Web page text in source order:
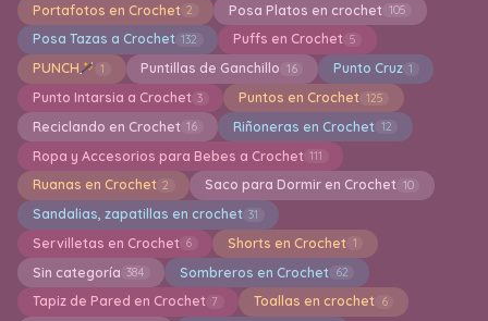
Portafotos en Crochet 2 Posa Platos en crochet 105
Posa Tazas a Crochet 132 Puffs en Crochet 5
PUNCH 1 Puntillas de Ganchillo 16 Punto Cruz 1
Punto Intarsia a Crochet 3 Puntos en Crochet 125
Reciclando en Crochet 16 Riñoneras en Crochet 12
Ropa y Accesorios para Bebes a Crochet 111
Ruanas en Crochet 2 Saco para Dormir en Crochet 10
Sandalias, zapatillas en crochet 31
Servilletas en Crochet 6 Shorts en Crochet 1
Sin categoría 384 Sombreros en Crochet 62
Tapiz de Pared en Crochet 7 Toallas en crochet 6